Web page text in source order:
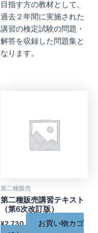
目指す方の教材として、
過去２年間に実施された
講習の検定試験の問題・
解答を収録した問題集と
なります。
第二種販売
第二種販売講習テキスト
（第6次改訂版）
¥2,730
お買い物カゴ